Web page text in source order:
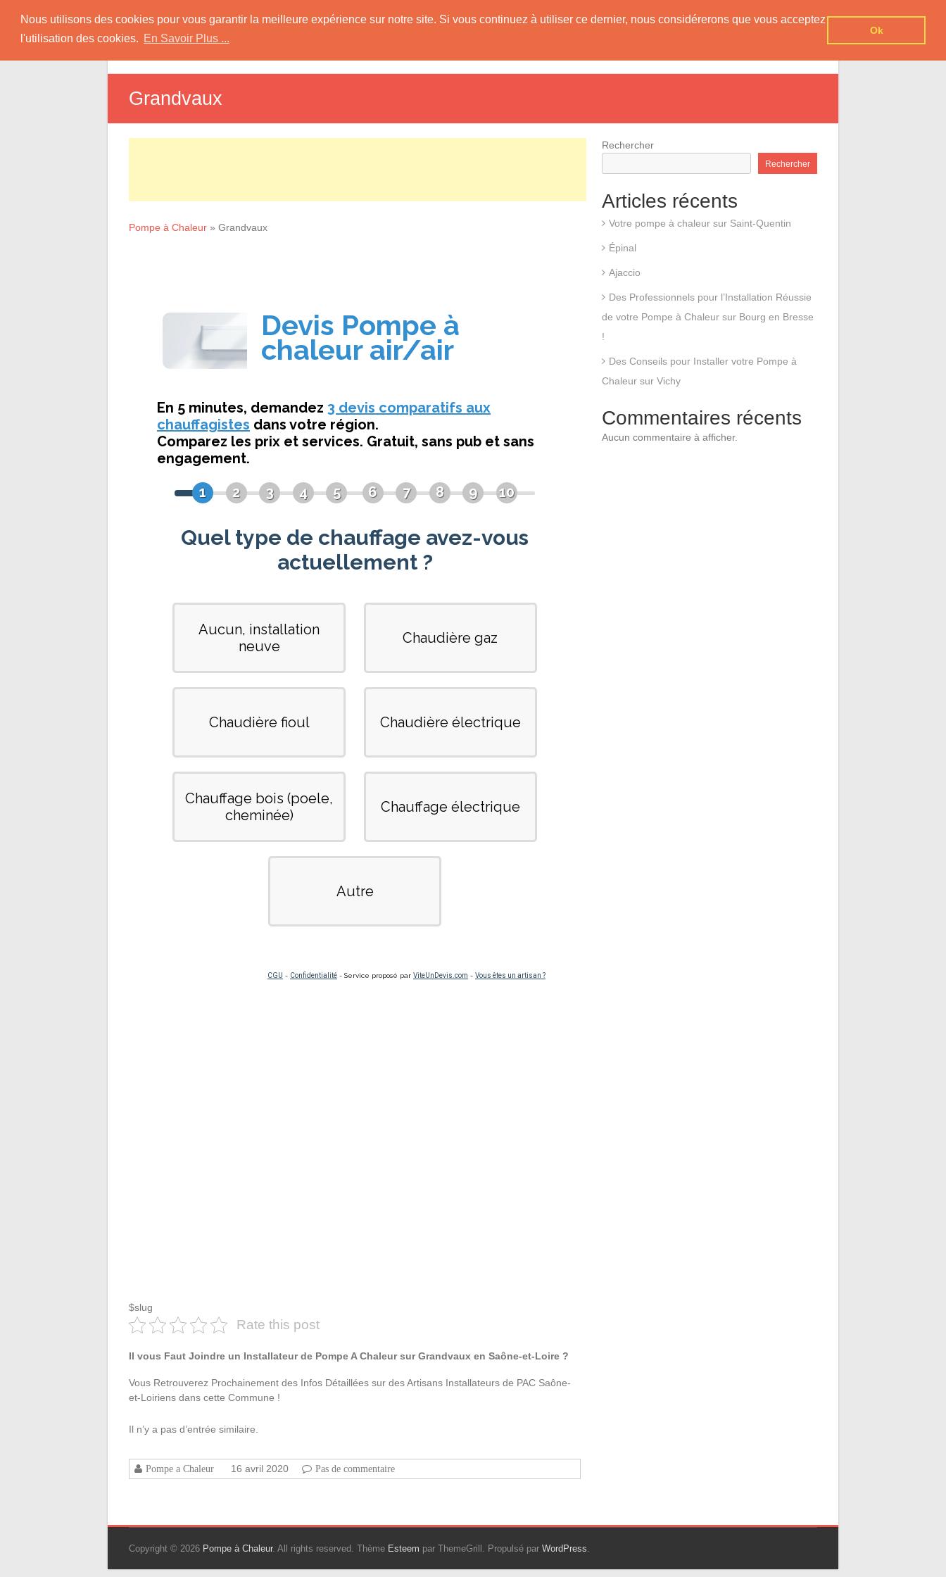
Nous utilisons des cookies pour vous garantir la meilleure expérience sur notre site. Si vous continuez à utiliser ce dernier, nous considérerons que vous acceptez
l'utilisation des cookies. En Savoir Plus ...
Ok
content
Pompe à Chaleur
Informations sur les Pompes à Chaleur
Grandvaux
Pompe à Chaleur » Grandvaux
$slug
Rate this post
Il vous Faut Joindre un Installateur de Pompe A Chaleur sur Grandvaux en Saône-et-Loire ?
Vous Retrouverez Prochainement des Infos Détaillées sur des Artisans Installateurs de PAC Saône-
et-Loiriens dans cette Commune !
Il n’y a pas d’entrée similaire.
Pompe a Chaleur 16 avril 2020 Pas de commentaire
Rechercher
Rechercher
Articles récents
Votre pompe à chaleur sur Saint-Quentin
Épinal
Ajaccio
Des Professionnels pour l’Installation Réussie
de votre Pompe à Chaleur sur Bourg en Bresse
!
Des Conseils pour Installer votre Pompe à
Chaleur sur Vichy
Commentaires récents
Aucun commentaire à afficher.
Copyright © 2026 Pompe à Chaleur. All rights reserved. Thème Esteem par ThemeGrill. Propulsé par WordPress.